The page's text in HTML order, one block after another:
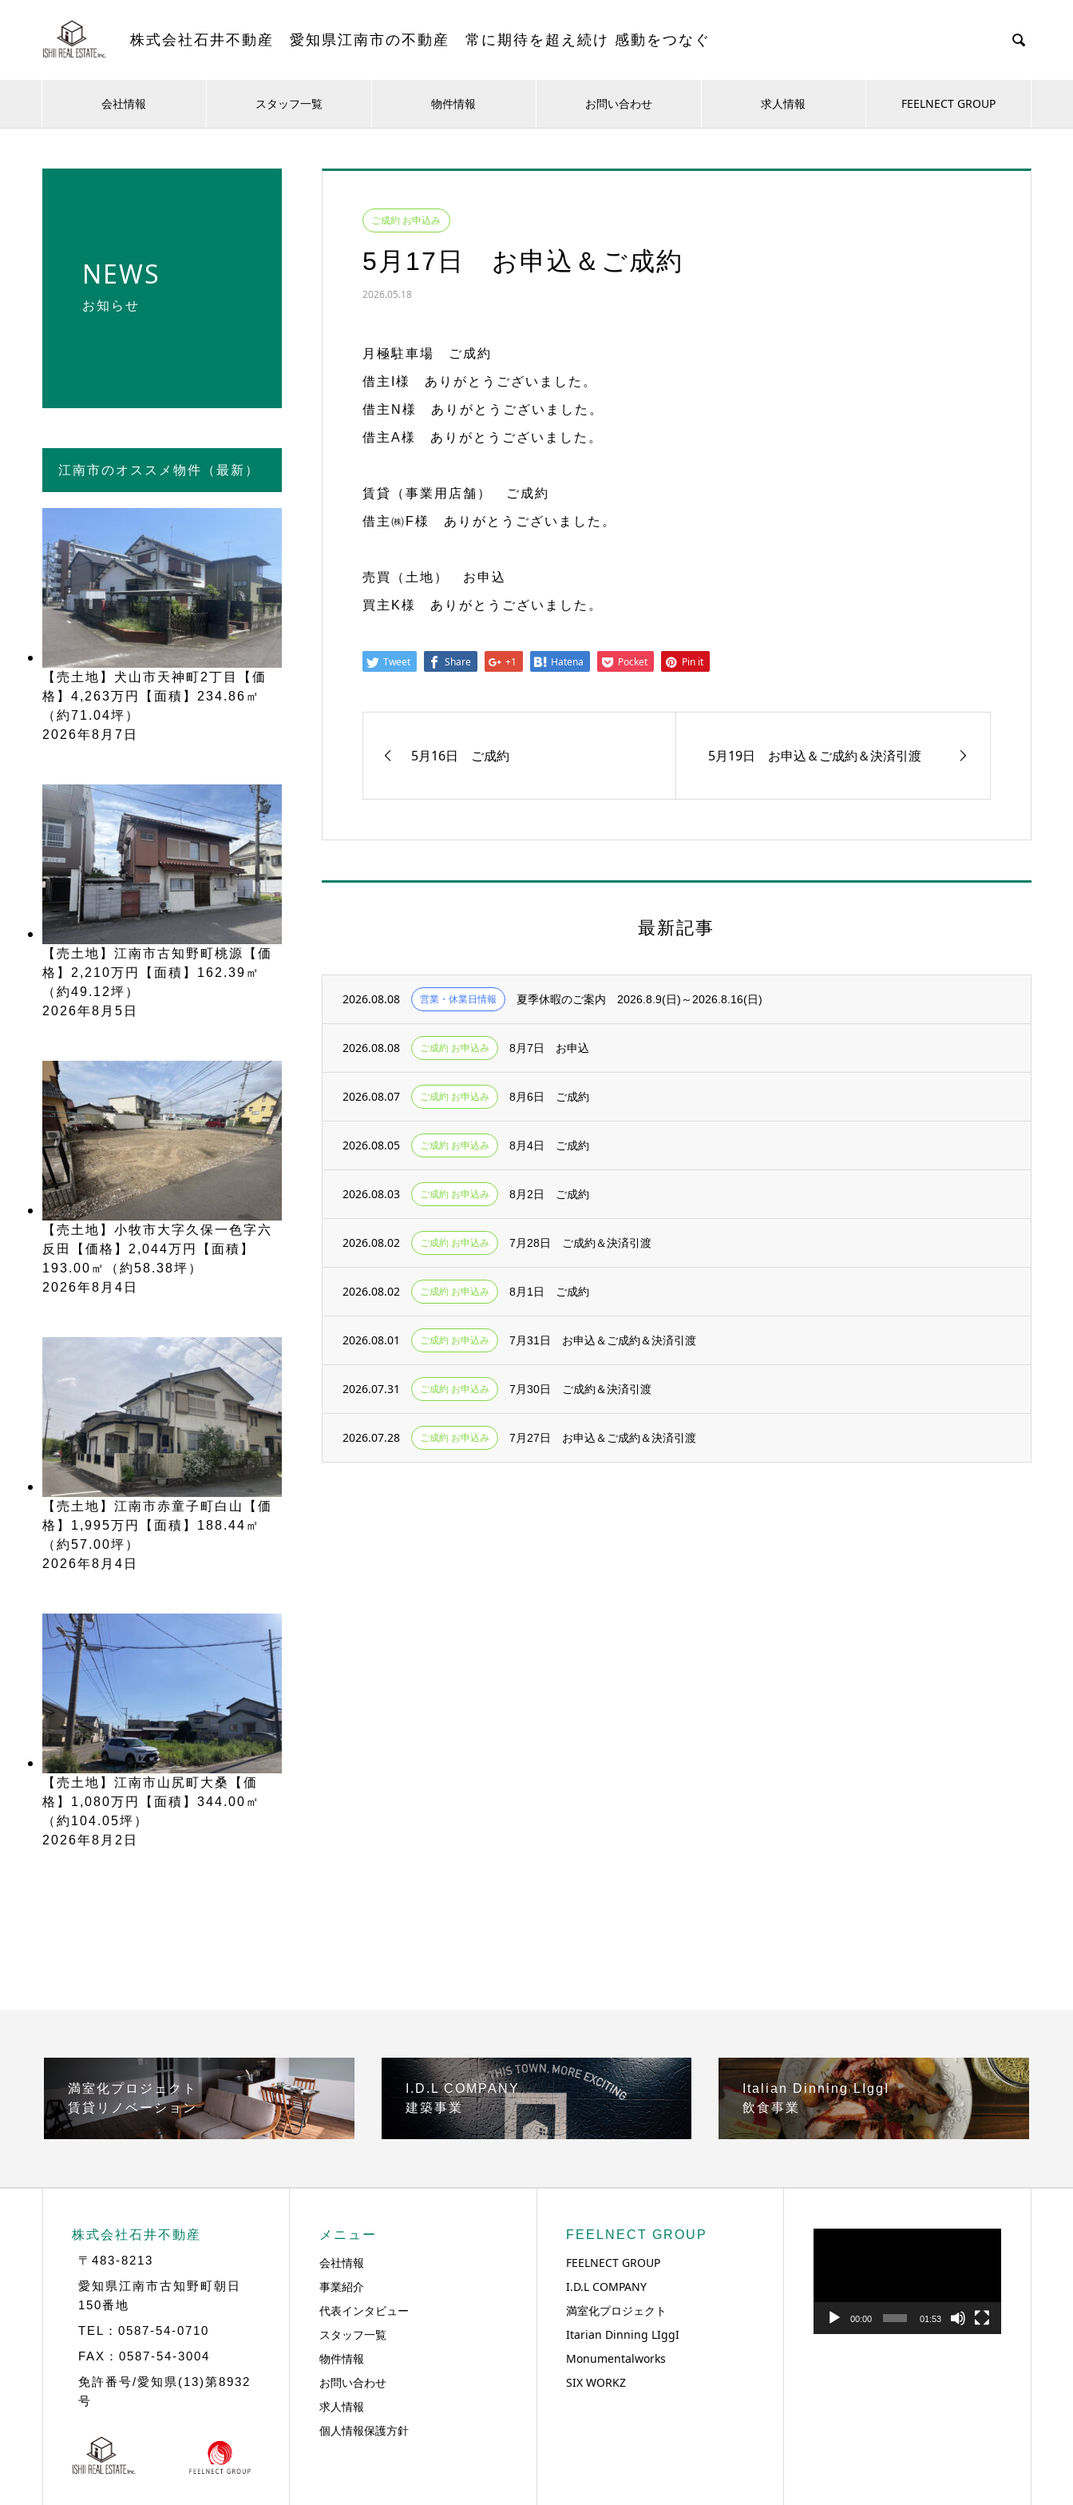
株式会社石井不動産 愛知県江南市の不動産 常に期待を超え続け 感動をつなぐ 
会社情報 スタッフ一覧 物件情報 お問い合わせ 求人情報 FEELNECT GROUP
NEWS
お知らせ
ご成約 お申込み
5月17日 お申込＆ご成約
2026.05.18
月極駐車場 ご成約
借主I様 ありがとうございました。
借主N様 ありがとうございました。
借主A様 ありがとうございました。
賃貸（事業用店舗） ご成約
借主㈱F様 ありがとうございました。
売買（土地） お申込
買主K様 ありがとうございました。
Tweet Share +1 Hatena Pocket Pin it
5月16日 ご成約 5月19日 お申込＆ご成約＆決済引渡
最新記事
2026.08.08 営業・休業日情報 夏季休暇のご案内 2026.8.9(日)～2026.8.16(日)
2026.08.08 ご成約 お申込み 8月7日 お申込
2026.08.07 ご成約 お申込み 8月6日 ご成約
2026.08.05 ご成約 お申込み 8月4日 ご成約
2026.08.03 ご成約 お申込み 8月2日 ご成約
2026.08.02 ご成約 お申込み 7月28日 ご成約＆決済引渡
2026.08.02 ご成約 お申込み 8月1日 ご成約
2026.08.01 ご成約 お申込み 7月31日 お申込＆ご成約＆決済引渡
2026.07.31 ご成約 お申込み 7月30日 ご成約＆決済引渡
2026.07.28 ご成約 お申込み 7月27日 お申込＆ご成約＆決済引渡
江南市のオススメ物件（最新）
【売土地】犬山市天神町2丁目【価
格】4,263万円【面積】234.86㎡
（約71.04坪）
2026年8月7日
【売土地】江南市古知野町桃源【価
格】2,210万円【面積】162.39㎡
（約49.12坪）
2026年8月5日
【売土地】小牧市大字久保一色字六
反田【価格】2,044万円【面積】
193.00㎡（約58.38坪）
2026年8月4日
【売土地】江南市赤童子町白山【価
格】1,995万円【面積】188.44㎡
（約57.00坪）
2026年8月4日
【売土地】江南市山尻町大桑【価
格】1,080万円【面積】344.00㎡
（約104.05坪）
2026年8月2日
満室化プロジェクト
賃貸リノベーション
I.D.L COMPANY
建築事業
Italian Dinning LIggI
飲食事業
株式会社石井不動産
〒483-8213
愛知県江南市古知野町朝日
150番地
TEL：0587-54-0710
FAX：0587-54-3004
免許番号/愛知県(13)第8932
号
メニュー
会社情報
事業紹介
代表インタビュー
スタッフ一覧
物件情報
お問い合わせ
求人情報
個人情報保護方針
FEELNECT GROUP
FEELNECT GROUP
I.D.L COMPANY
満室化プロジェクト
Itarian Dinning LIggI
Monumentalworks
SIX WORKZ
動
ヤ
00:00 01:53